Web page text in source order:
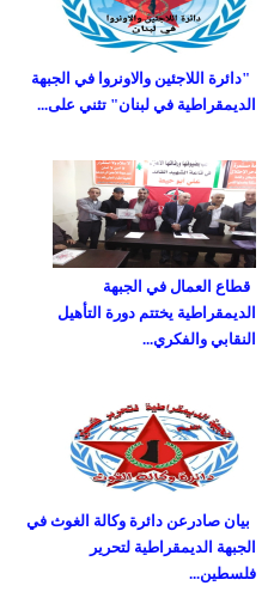
"دائرة اللاجئين والاونروا في الجبهة
الديمقراطية في لبنان" تثني على...
قطاع العمال في الجبهة
الديمقراطية يختتم دورة التأهيل
النقابي والفكري...
بيان صادرعن دائرة وكالة الغوث في
الجبهة الديمقراطية لتحرير
فلسطين...